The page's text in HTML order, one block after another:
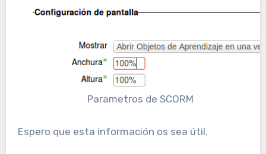
Parametros de SCORM
Espero que esta información os sea útil.